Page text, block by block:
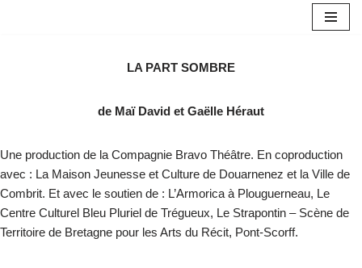
LA PART SOMBRE
de Maï David et Gaëlle Héraut
Une production de la Compagnie Bravo Théâtre. En coproduction
avec : La Maison Jeunesse et Culture de Douarnenez et la Ville de
Combrit. Et avec le soutien de : L’Armorica à Plouguerneau, Le
Centre Culturel Bleu Pluriel de Trégueux, Le Strapontin – Scène de
Territoire de Bretagne pour les Arts du Récit, Pont-Scorff.